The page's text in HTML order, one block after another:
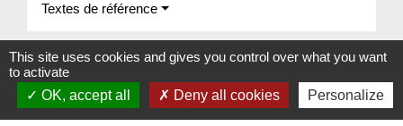
Textes de référence
Signaler une erreur sur cette page
This site uses cookies and gives you control over what you want
to activate
OK, accept all
Deny all cookies Personalize